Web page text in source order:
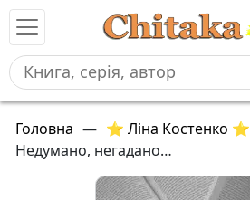
Головна — ⭐ Ліна Костенко ⭐
Недумано, негадано…